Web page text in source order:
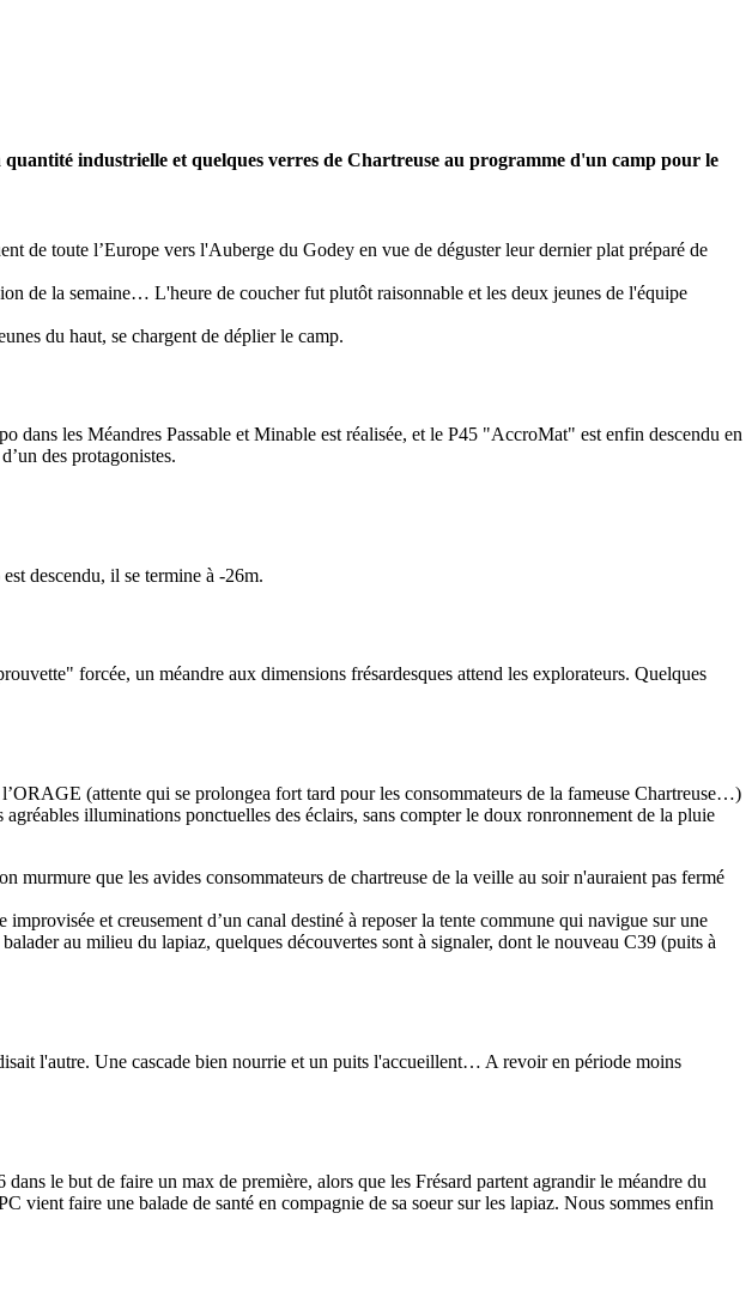
industrielle et quelques verres de Chartreuse au programme d'un camp pour le
de toute l’Europe vers l'Auberge du Godey en vue de déguster leur dernier plat préparé de
de la semaine… L'heure de coucher fut plutôt raisonnable et les deux jeunes de l'équipe
du haut, se chargent de déplier le camp.
les Méandres Passable et Minable est réalisée, et le P45 "AccroMat" est enfin descendu en
des protagonistes.
descendu, il se termine à -26m.
forcée, un méandre aux dimensions frésardesques attend les explorateurs. Quelques
(attente qui se prolongea fort tard pour les consommateurs de la fameuse Chartreuse…)
illuminations ponctuelles des éclairs, sans compter le doux ronronnement de la pluie
que les avides consommateurs de chartreuse de la veille au soir n'auraient pas fermé
et creusement d’un canal destiné à reposer la tente commune qui navigue sur une
au milieu du lapiaz, quelques découvertes sont à signaler, dont le nouveau C39 (puits à
l'autre. Une cascade bien nourrie et un puits l'accueillent… A revoir en période moins
le but de faire un max de première, alors que les Frésard partent agrandir le méandre du
vient faire une balade de santé en compagnie de sa soeur sur les lapiaz. Nous sommes enfin